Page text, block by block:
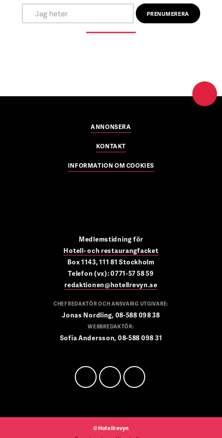
ANNONSERA
KONTAKT
INFORMATION OM COOKIES
Medlemstidning för
Hotell- och restaurangfacket
Box 1143, 111 81 Stockholm
Telefon (vx): 0771-57 58 59
redaktionen@hotellrevyn.se
CHEFREDAKTÖR OCH ANSVARIG UTGIVARE:
Jonas Nordling, 08-588 098 38
WEBBREDAKTÖR:
Sofia Andersson, 08-588 098 31
©Hotellrevyn